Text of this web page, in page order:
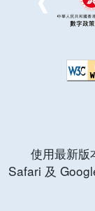
使用最新
Safari 及